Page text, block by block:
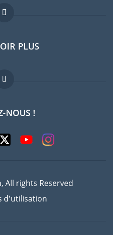
paysPLUS
FAQ
NOUS !
All rights Reserved
d'utilisation